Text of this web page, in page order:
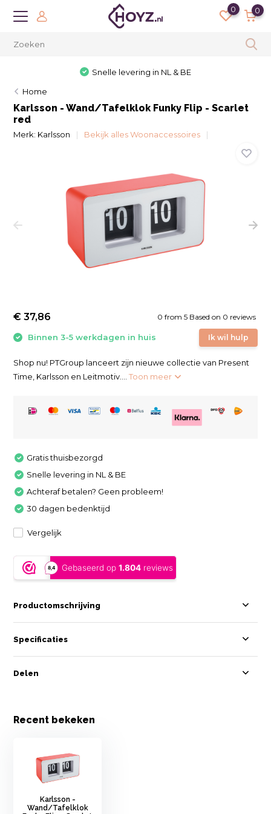
0 0
Snelle levering in NL & BE
Home
Karlsson - Wand/Tafelklok Funky Flip - Scarlet
red
Merk: Karlsson Bekijk alles Woonaccessoires
0 from 5 Based on 0 reviews
Ik wil hulp
€ 37,86
Binnen 3-5 werkdagen in huis
Shop nu! PTGroup lanceert zijn nieuwe collectie van Present
Time, Karlsson en Leitmotiv....Toon meer
Gratis thuisbezorgd
Snelle levering in NL & BE
Achteraf betalen? Geen probleem!
30 dagen bedenktijd
Vergelijk
Productomschrijving
Specificaties
Delen
Recent bekeken
Karlsson -
Wand/Tafelklok